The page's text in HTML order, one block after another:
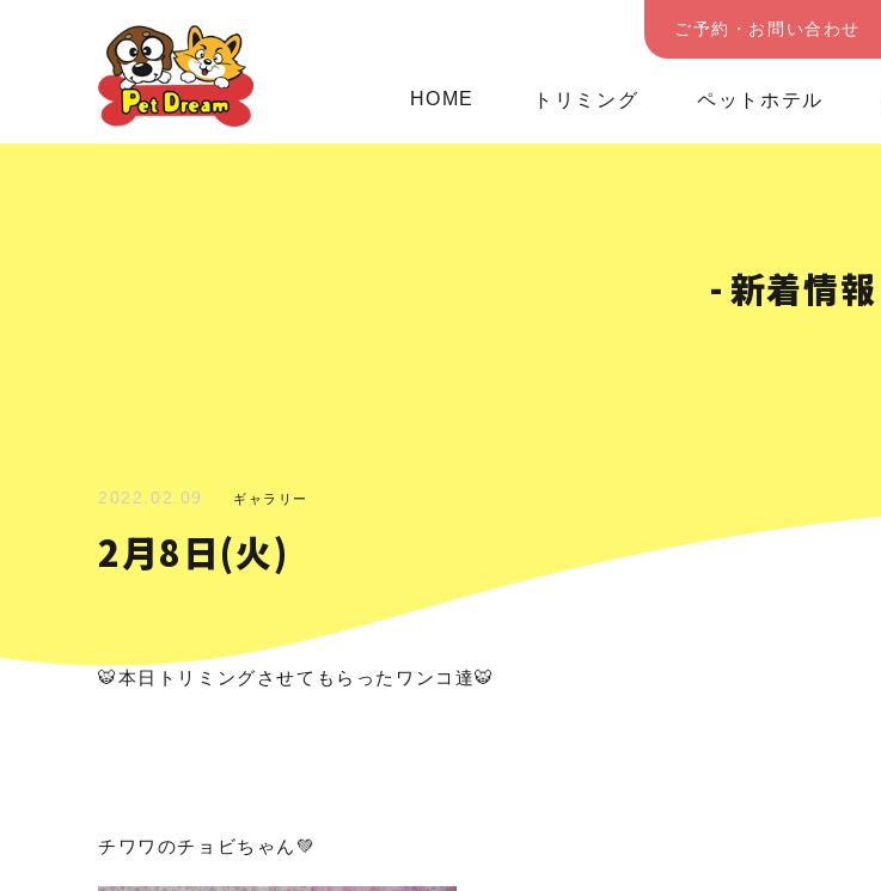
ご予約・お問い合わせ
HOME トリミング ペットホテル
新着情報
2022.02.09 ギャラリー
2月8日(火)
🐯本日トリミングさせてもらったワンコ達🐯
チワワのチョビちゃん💚